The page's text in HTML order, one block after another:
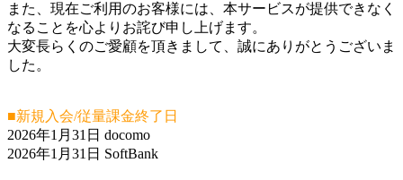
また、現在ご利用のお客様には、本サービスが提供できなく
なることを心よりお詫び申し上げます。
大変長らくのご愛顧を頂きまして、誠にありがとうございま
した。
■新規入会/従量課金終了日
2026年1月31日 docomo
2026年1月31日 SoftBank